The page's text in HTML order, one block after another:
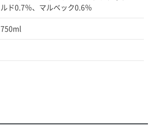
ルド0.7％、マルベック0.6％
750ml